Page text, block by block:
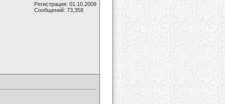
Регистрация: 01.10.2009
Сообщений: 73,358